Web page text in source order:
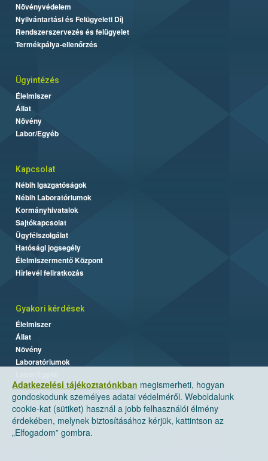
Adatkezelési tájékoztatónkban megismerheti, hogyan
gondoskodunk személyes adatai védelméről. Weboldalunk
cookie-kat (sütiket) használ a jobb felhasználói élmény
érdekében, melynek biztosításához kérjük, kattintson az
„Elfogadom” gombra.
Növényvédelem
Nyilvántartási és Felügyeleti Díj
Rendszerszervezés és felügyelet
Termékpálya-ellenőrzés
Ügyintézés
Élelmiszer
Állat
Növény
Labor/Egyéb
Kapcsolat
Nébih Igazgatóságok
Nébih Laboratóriumok
Kormányhivatalok
Sajtókapcsolat
Ügyfélszolgálat
Hatósági jogsegély
Élelmiszermentő Központ
Hírlevél feliratkozás
Gyakori kérdések
Élelmiszer
Állat
Növény
Laboratóriumok